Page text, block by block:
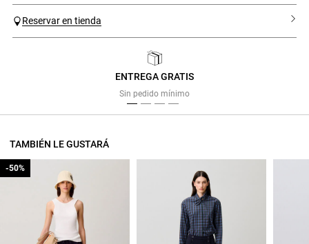
Reservar en tienda
ENTREGA GRATIS
Sin pedido mínimo
TAMBIÉN LE GUSTARÁ
-50%
-50%